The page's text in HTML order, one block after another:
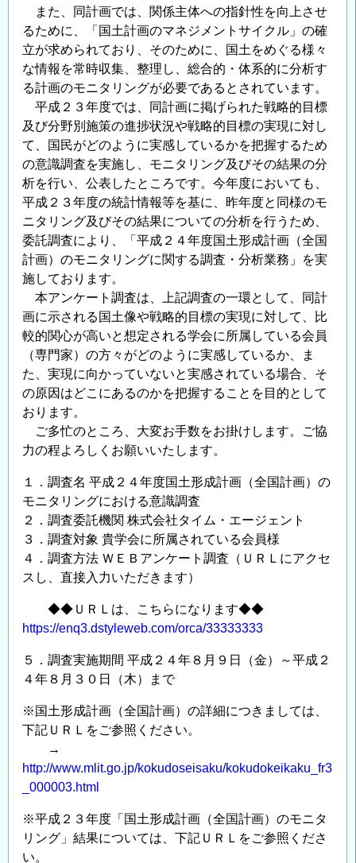
また、同計画では、関係主体への指針性を向上させ
るために、「国土計画のマネジメントサイクル」の確
立が求められており、そのために、国土をめぐる様々
な情報を常時収集、整理し、総合的・体系的に分析す
る計画のモニタリングが必要であるとされています。
平成２３年度では、同計画に掲げられた戦略的目標
及び分野別施策の進捗状況や戦略的目標の実現に対し
て、国民がどのように実感しているかを把握するため
の意識調査を実施し、モニタリング及びその結果の分
析を行い、公表したところです。今年度においても、
平成２３年度の統計情報等を基に、昨年度と同様のモ
ニタリング及びその結果についての分析を行うため、
委託調査により、「平成２４年度国土形成計画（全国
計画）のモニタリングに関する調査・分析業務」を実
施しております。
本アンケート調査は、上記調査の一環として、同計
画に示される国土像や戦略的目標の実現に対して、比
較的関心が高いと想定される学会に所属している会員
（専門家）の方々がどのように実感しているか、ま
た、実現に向かっていないと実感されている場合、そ
の原因はどこにあるのかを把握することを目的として
おります。
ご多忙のところ、大変お手数をお掛けします。ご協
力の程よろしくお願いいたします。
１．調査名 平成２４年度国土形成計画（全国計画）の
モニタリングにおける意識調査
２．調査委託機関 株式会社タイム・エージェント
３．調査対象 貴学会に所属されている会員様
４．調査方法 ＷＥＢアンケート調査（ＵＲＬにアクセ
スし、直接入力いただきます）
◆◆ＵＲＬは、こちらになります◆◆
https://enq3.dstyleweb.com/orca/33333333
５．調査実施期間 平成２４年８月９日（金）～平成２
４年８月３０日（木）まで
※国土形成計画（全国計画）の詳細につきましては、
下記ＵＲＬをご参照ください。
→
http://www.mlit.go.jp/kokudoseisaku/kokudokeikaku_fr3
_000003.html
※平成２３年度「国土形成計画（全国計画）のモニタ
リング」結果については、下記ＵＲＬをご参照くださ
い。